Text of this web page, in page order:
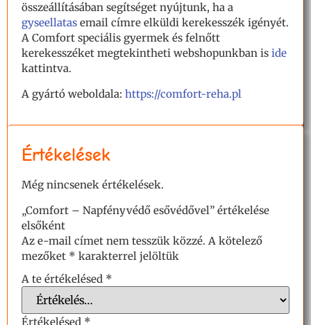
összeállításában segítséget nyújtunk, ha a
gyseellatas email címre elküldi kerekesszék igényét.
A Comfort speciális gyermek és felnőtt
kerekesszéket megtekintheti webshopunkban is ide
kattintva.
A gyártó weboldala: https://comfort-reha.pl
Értékelések
Még nincsenek értékelések.
„Comfort – Napfényvédő esővédővel” értékelése
elsőként
Az e-mail címet nem tesszük közzé. A kötelező
mezőket * karakterrel jelöltük
A te értékelésed *
Értékelésed *